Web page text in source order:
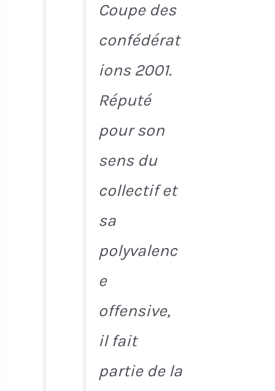
Coupe des
confédérat
ions 2001.
Réputé
pour son
sens du
collectif et
sa
polyvalenc
e
offensive,
il fait
partie de la